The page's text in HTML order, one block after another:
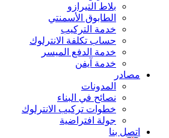
بلاط التيرازو
الطابوق الأسمنتي
خدمة التركيب
حساب تكلفة الانترلوك
خدمة الدفع الميسر
خدمة آيفن
مصادر
المدونات
نصائح في البناء
خطوات تركيب الانترلوك
جولة افتراضية
اتصل بنا